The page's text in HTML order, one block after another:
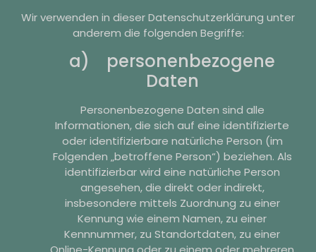
Wir verwenden in dieser Datenschutzerklärung unter
anderem die folgenden Begriffe:
a) personenbezogene
Daten
Personenbezogene Daten sind alle
Informationen, die sich auf eine identifizierte
oder identifizierbare natürliche Person (im
Folgenden „betroffene Person“) beziehen. Als
identifizierbar wird eine natürliche Person
angesehen, die direkt oder indirekt,
insbesondere mittels Zuordnung zu einer
Kennung wie einem Namen, zu einer
Kennnummer, zu Standortdaten, zu einer